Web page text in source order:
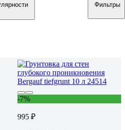
Фильтры
-7%
995 ₽